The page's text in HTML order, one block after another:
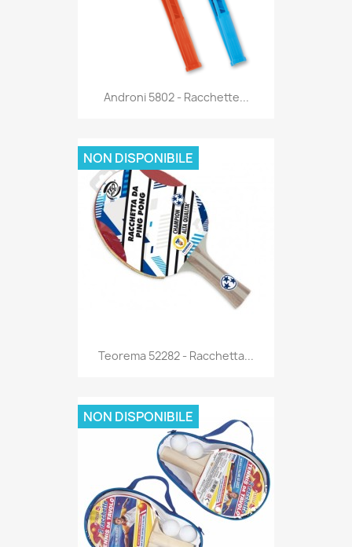
Anteprima
Androni 5802 - Racchette...
Anteprima
Teorema 52282 - Racchetta...
NON DISPONIBILE
NON DISPONIBILE